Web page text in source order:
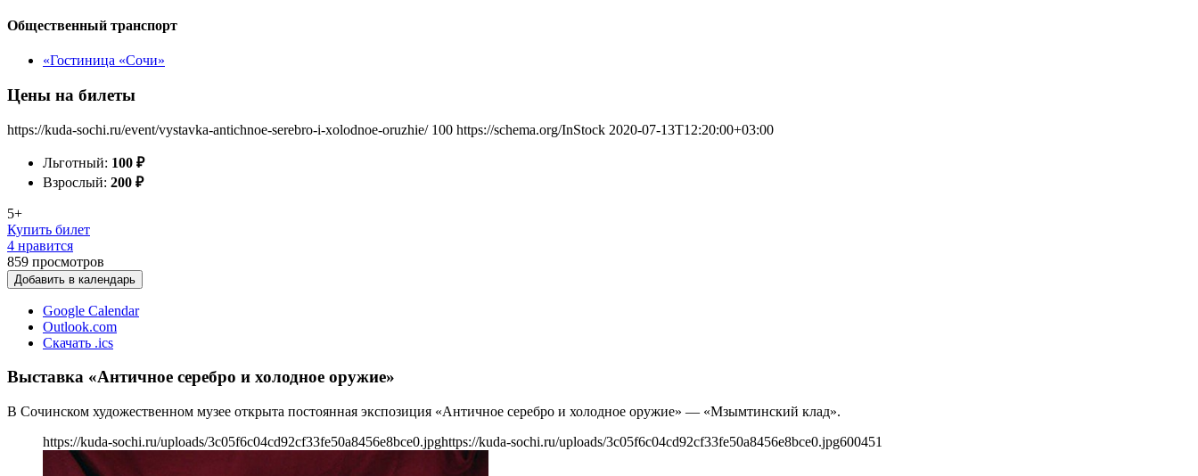
Общественный транспорт
«Гостиница «Сочи»
Цены на билеты
https://kuda-sochi.ru/event/vystavka-antichnoe-serebro-i-xolodnoe-oruzhie/ 100 https://schema.org/InStock 2020-07-13T12:20:00+03:00
Льготный: 100 ₽
Взрослый: 200 ₽
5+
Купить билет
4 нравится
859 просмотров
Добавить в календарь
Google Calendar
Outlook.com
Скачать .ics
Выставка «Античное серебро и холодное оружие»
В Сочинском художественном музее открыта постоянная экспозиция «Античное серебро и холодное оружие» — «Мзымтинский клад».
https://kuda-sochi.ru/uploads/3c05f6c04cd92cf33fe50a8456e8bce0.jpghttps://kuda-sochi.ru/uploads/3c05f6c04cd92cf33fe50a8456e8bce0.jpg600451